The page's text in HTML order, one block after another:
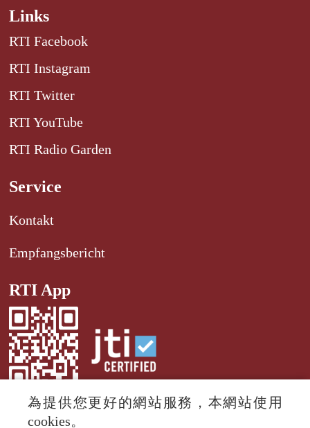
Links
RTI Facebook
RTI Instagram
RTI Twitter
RTI YouTube
RTI Radio Garden
Service
Kontakt
Empfangsbericht
RTI App
為提供您更好的網站服務，本網站使用
cookies。